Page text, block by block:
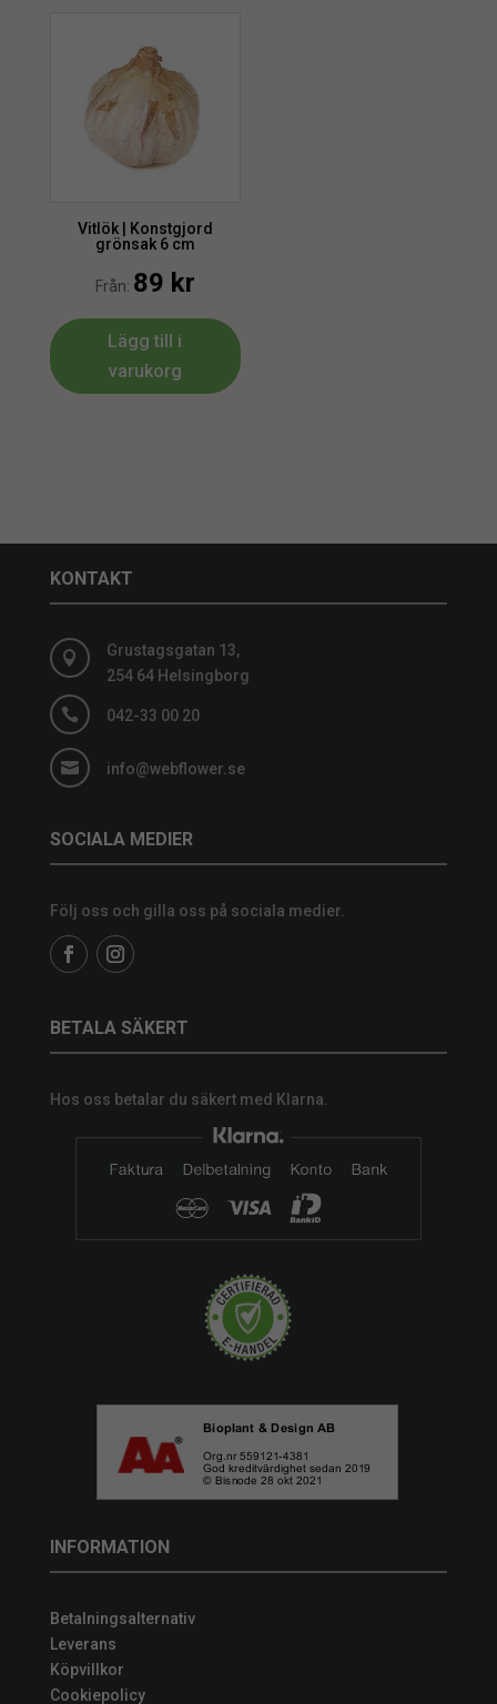
Vitlök | Konstgjord
grönsak 6 cm
Från: 89 kr
Lägg till i
varukorg
KONTAKT

Grustagsgatan 13,
254 64 Helsingborg
 042-33 00 20
 info@webflower.se
SOCIALA MEDIER
Följ oss och gilla oss på sociala medier.
BETALA SÄKERT
Hos oss betalar du säkert med Klarna.
INFORMATION
Betalningsalternativ
Leverans
Köpvillkor
Cookiepolicy